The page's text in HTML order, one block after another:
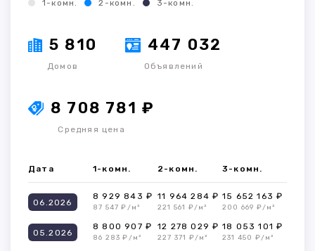
1-комн. 2-комн. 3-комн.
5 810
Домов
447 032
Объявлений
8 708 781 ₽
Средняя цена
Дата 1-комн. 2-комн. 3-комн.
06.2026
8 929 843 ₽
87 547 ₽/м²
11 964 284 ₽
221 561 ₽/м²
15 652 163 ₽
200 669 ₽/м²
05.2026
8 800 907 ₽
86 283 ₽/м²
12 278 029 ₽
227 371 ₽/м²
18 053 101 ₽
231 450 ₽/м²